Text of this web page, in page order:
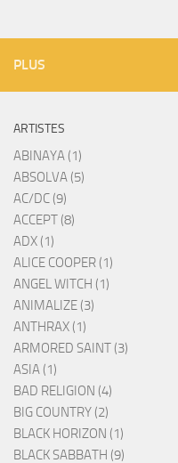
PLUS
ARTISTES
ABINAYA (1)
ABSOLVA (5)
AC/DC (9)
ACCEPT (8)
ADX (1)
ALICE COOPER (1)
ANGEL WITCH (1)
ANIMALIZE (3)
ANTHRAX (1)
ARMORED SAINT (3)
ASIA (1)
BAD RELIGION (4)
BIG COUNTRY (2)
BLACK HORIZON (1)
BLACK SABBATH (9)